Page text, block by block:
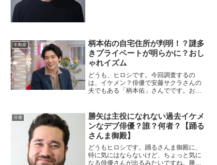
不動産
柄本佑の自宅住所が判明！？謎多
きプライベートが明らかに？おし
ゃれイズム
どうも、ヒロシです。今回調査するの
は、イケメン？俳優で安藤サクラさんの
夫でもある「柄本佑」さんでです。おし
いろなことを聞かれるようです。そんな
中で、柄本佑さんの自宅にあるものが紹
介されるよ...
俳優
勝矢は主役になれない過去イケメ
ンなデブ俳優？誰？何者？【踊る
さんま御殿】
どうもヒロシです。踊るさんま御殿に、
特に気にはならないけど、ちょっと気に
なる俳優さんが出るみたいですね。勝矢